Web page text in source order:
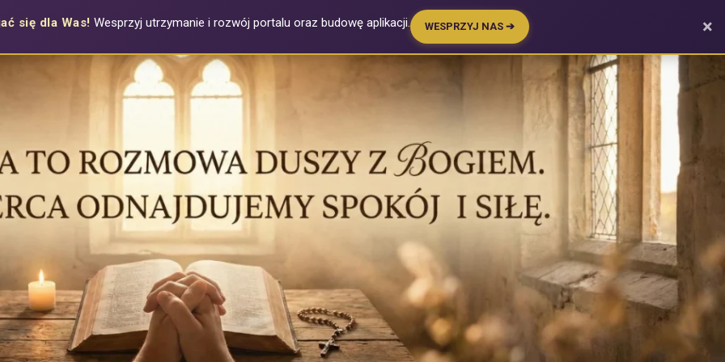
się dla Was! Wesprzyj utrzymanie i rozwój portalu oraz budowę aplikacji. WESPRZYJ NAS ➔ ×